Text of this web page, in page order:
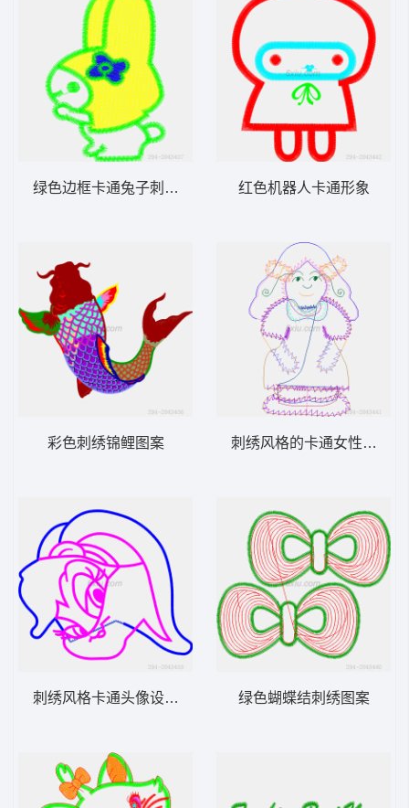
绿色边框卡通兔子刺绣图案
彩色刺绣锦鲤图案
刺绣风格卡通头像设计图
红色机器人卡通形象
刺绣风格的卡通女性形象
绿色蝴蝶结刺绣图案